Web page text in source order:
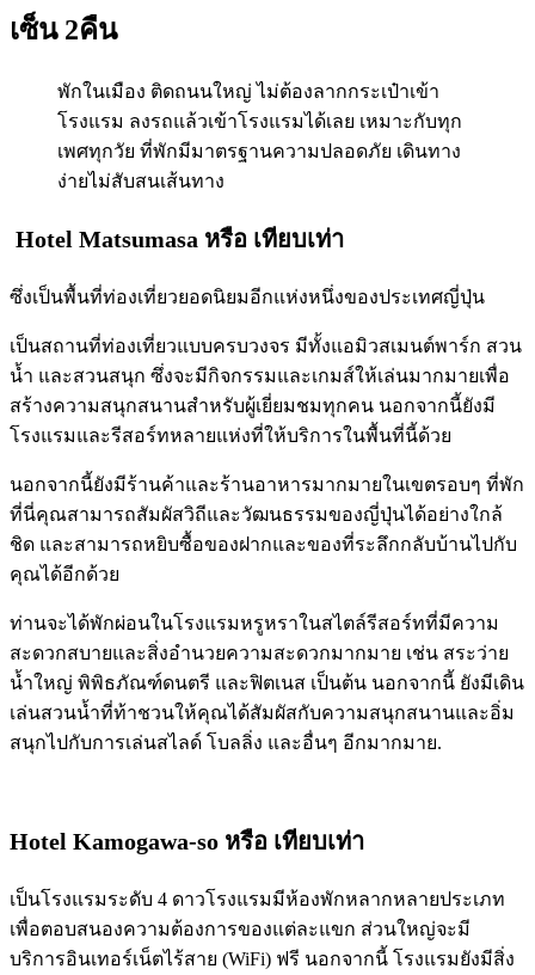
เซ็น 2คืน
พักในเมือง ติดถนนใหญ่ ไม่ต้องลากกระเป๋าเข้า
โรงแรม ลงรถแล้วเข้าโรงแรมได้เลย เหมาะกับทุก
เพศทุกวัย ที่พักมีมาตรฐานความปลอดภัย เดินทาง
ง่ายไม่สับสนเส้นทาง
Hotel Matsumasa หรือ เทียบเท่า
ซึ่งเป็นพื้นที่ท่องเที่ยวยอดนิยมอีกแห่งหนึ่งของประเทศญี่ปุ่น
เป็นสถานที่ท่องเที่ยวแบบครบวงจร มีทั้งแอมิวสเมนต์พาร์ก สวน
น้ำ และสวนสนุก ซึ่งจะมีกิจกรรมและเกมส์ให้เล่นมากมายเพื่อ
สร้างความสนุกสนานสำหรับผู้เยี่ยมชมทุกคน นอกจากนี้ยังมี
โรงแรมและรีสอร์ทหลายแห่งที่ให้บริการในพื้นที่นี้ด้วย
นอกจากนี้ยังมีร้านค้าและร้านอาหารมากมายในเขตรอบๆ ที่พัก
ที่นี่คุณสามารถสัมผัสวิถีและวัฒนธรรมของญี่ปุ่นได้อย่างใกล้
ชิด และสามารถหยิบซื้อของฝากและของที่ระลึกกลับบ้านไปกับ
คุณได้อีกด้วย
ท่านจะได้พักผ่อนในโรงแรมหรูหราในสไตล์รีสอร์ทที่มีความ
สะดวกสบายและสิ่งอำนวยความสะดวกมากมาย เช่น สระว่าย
น้ำใหญ่ พิพิธภัณฑ์ดนตรี และฟิตเนส เป็นต้น นอกจากนี้ ยังมีเดิน
เล่นสวนน้ำที่ท้าชวนให้คุณได้สัมผัสกับความสนุกสนานและอิ่ม
สนุกไปกับการเล่นสไลด์ โบลลิ่ง และอื่นๆ อีกมากมาย.
Hotel Kamogawa-so หรือ เทียบเท่า
เป็นโรงแรมระดับ 4 ดาวโรงแรมมีห้องพักหลากหลายประเภท
เพื่อตอบสนองความต้องการของแต่ละแขก ส่วนใหญ่จะมี
บริการอินเทอร์เน็ตไร้สาย (WiFi) ฟรี นอกจากนี้ โรงแรมยังมีสิ่ง